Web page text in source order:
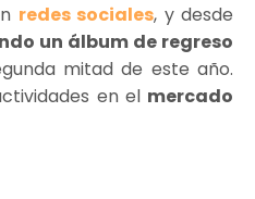
redes sociales, y desde
un álbum de regreso
mitad de este año.
en el mercado